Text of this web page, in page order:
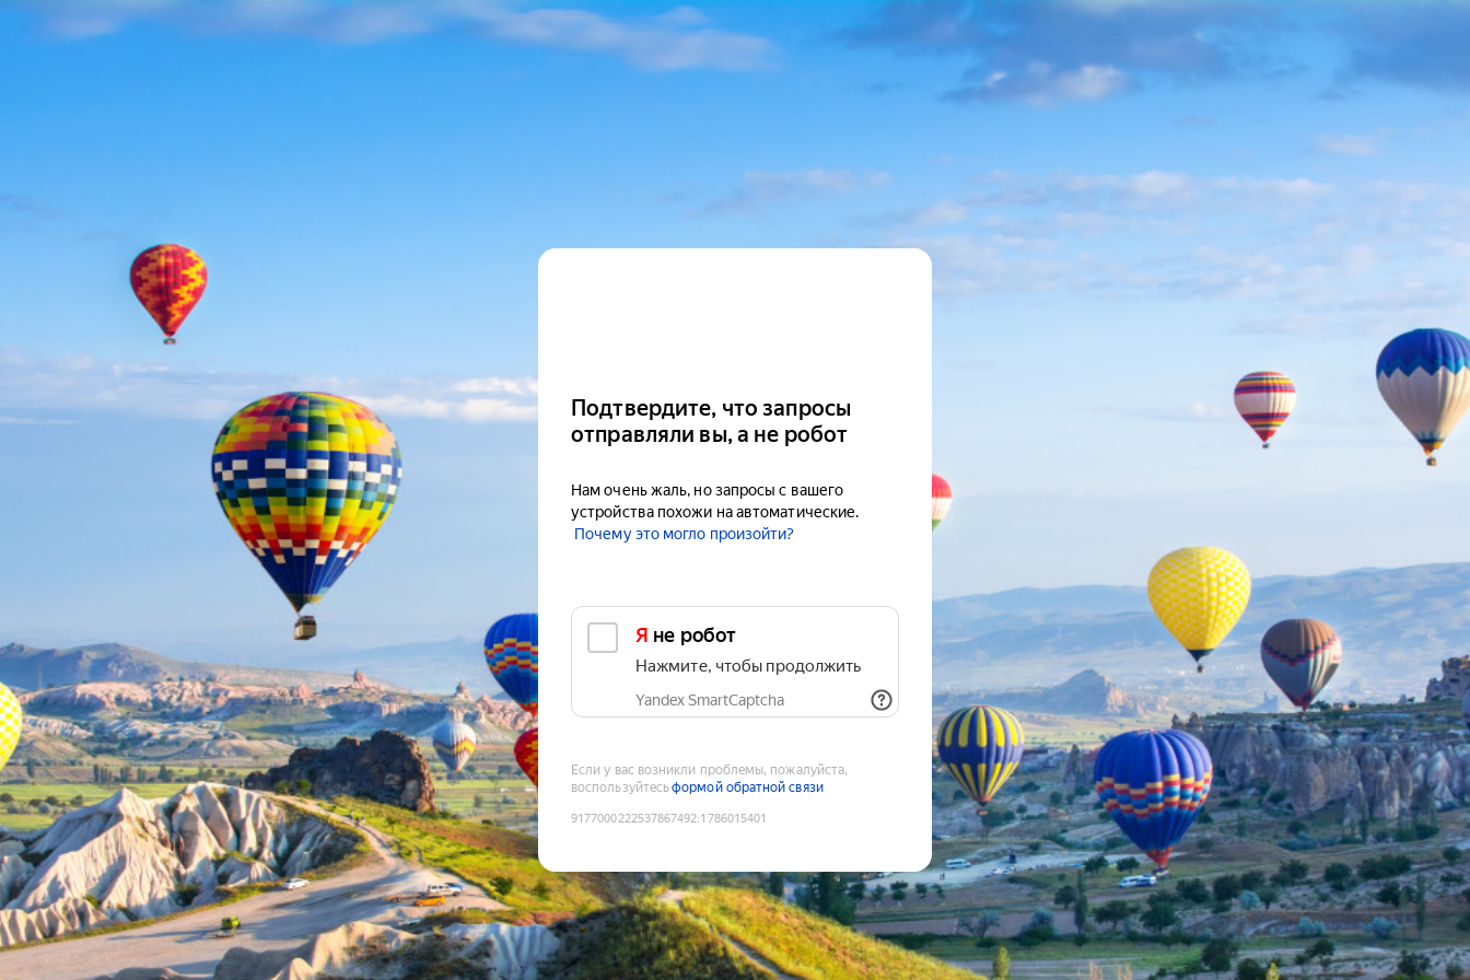
Подтвердите, что запросы
отправляли вы, а не робот
Нам очень жаль, но запросы с вашего
устройства похожи на автоматические.
Почему это могло произойти?
Я не робот
Нажмите, чтобы продолжить
Yandex SmartCaptcha
Если у вас возникли проблемы, пожалуйста,
воспользуйтесьформой обратной связи
9177000222537867492:1786015401